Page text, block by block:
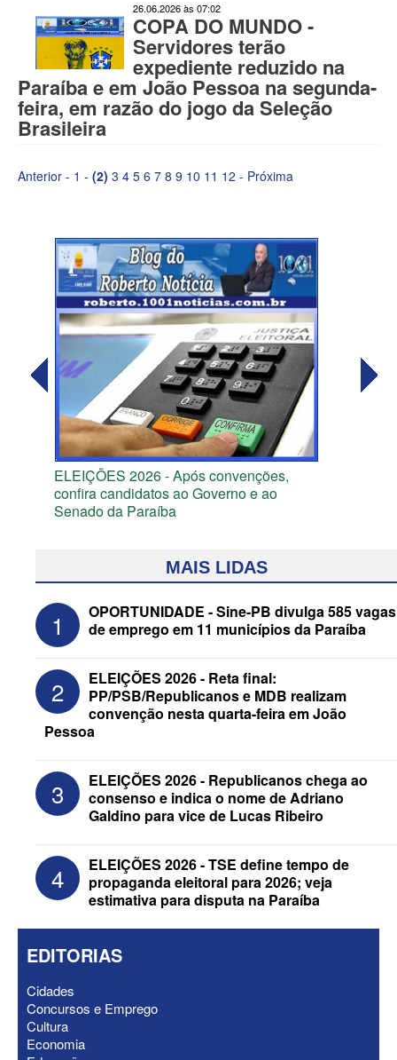
26.06.2026 às 07:02
COPA DO MUNDO -
Servidores terão
expediente reduzido na
Paraíba e em João Pessoa na segunda-
feira, em razão do jogo da Seleção
Brasileira
Anterior - 1 - (2) 3 4 5 6 7 8 9 10 11 12 - Próxima
ELEIÇÕES 2026 - Após convenções,
confira candidatos ao Governo e ao
Senado da Paraíba
ELEIÇÕES 2026 - Senado: Novo
anuncia Zé Carneiro e Pastor Jader
Medeiros na suplência de Major Fábio
MAIS LIDAS
1
OPORTUNIDADE - Sine-PB divulga 585 vagas
de emprego em 11 municípios da Paraíba
2
ELEIÇÕES 2026 - Reta final:
PP/PSB/Republicanos e MDB realizam
convenção nesta quarta-feira em João
Pessoa
3
ELEIÇÕES 2026 - Republicanos chega ao
consenso e indica o nome de Adriano
Galdino para vice de Lucas Ribeiro
4
ELEIÇÕES 2026 - TSE define tempo de
propaganda eleitoral para 2026; veja
estimativa para disputa na Paraíba
EDITORIAS
Cidades
Concursos e Emprego
Cultura
Economia